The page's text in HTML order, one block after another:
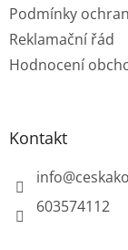
Podmínky
Reklamační řád
Hodnocení
Kontakt
info@
603574112